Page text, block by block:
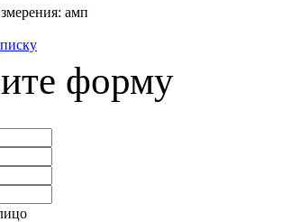
амп
форму